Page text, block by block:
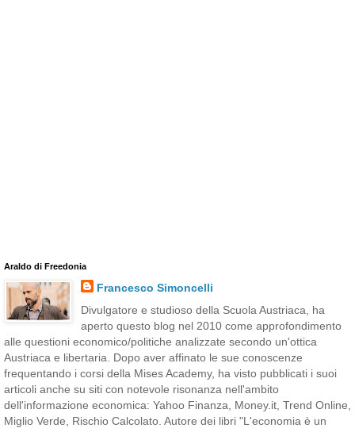
Araldo di Freedonia
Francesco Simoncelli
Divulgatore e studioso della Scuola Austriaca, ha
aperto questo blog nel 2010 come approfondimento
alle questioni economico/politiche analizzate secondo un'ottica
Austriaca e libertaria. Dopo aver affinato le sue conoscenze
frequentando i corsi della Mises Academy, ha visto pubblicati i suoi
articoli anche su siti con notevole risonanza nell'ambito
dell'informazione economica: Yahoo Finanza, Money.it, Trend Online,
Miglio Verde, Rischio Calcolato. Autore dei libri "L'economia è un